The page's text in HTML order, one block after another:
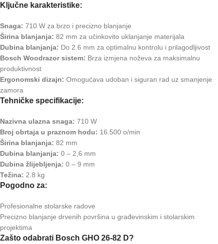
Ključne karakteristike:
Snaga: 710 W za brzo i precizno blanjanje
Širina blanjanja: 82 mm za učinkovito uklanjanje materijala
Dubina blanjanja: Do 2.6 mm za optimalnu kontrolu i prilagodljivost
Bosch Woodrazor sistem: Brza izmjena noževa za maksimalnu
produktivnost
Ergonomski dizajn: Omogućava udoban i siguran rad uz smanjenje
zamora
Tehničke specifikacije:
Nazivna ulazna snaga: 710 W
Broj obrtaja u praznom hodu: 16.500 o/min
Širina blanjanja: 82 mm
Dubina blanjanja: 0 – 2,6 mm
Dubina žlijebljenja: 0 – 9 mm
Težina: 2.8 kg
Pogodno za:
Profesionalne stolarske radove
Precizno blanjanje drvenih površina u građevinskim i stolarskim
projektima
Zašto odabrati Bosch GHO 26-82 D?